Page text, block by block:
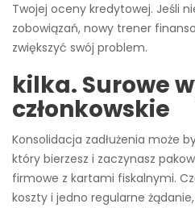
Twojej oceny kredytowej. Jeśli
zobowiązań, nowy trener
zwiększyć swój problem.
kilka. Surowe
członkowskie
Konsolidacja zadłużenia może
który bierzesz i zaczynasz
firmowe z kartami fiskalnymi.
koszty i jedno regularne